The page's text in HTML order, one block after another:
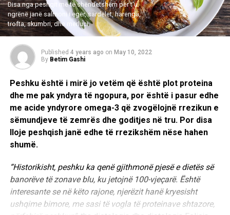
Disa nga peshqit më të shëndetshëm për t’u
ngrënë janë salmoni i egër, sardelet, harenga,
trofta, skumbri, dhe merluci.
Published 4 years ago on May 10, 2022
By Betim Gashi
Peshku është i mirë jo vetëm që është plot proteina
dhe me pak yndyra të ngopura, por është i pasur edhe
me acide yndyrore omega-3 që zvogëlojnë rrezikun e
sëmundjeve të zemrës dhe goditjes në tru. Por disa
lloje peshqish janë edhe të rrezikshëm nëse hahen
shumë.
“Historikisht, peshku ka qenë gjithmonë pjesë e dietës së
banorëve të zonave blu, ku jetojnë 100-vjeçarë. Është
interesante se në këto rajone, njerëzit hanë kryesisht
ushqime bimore, me sasi të vogla të proteinave shtazore,